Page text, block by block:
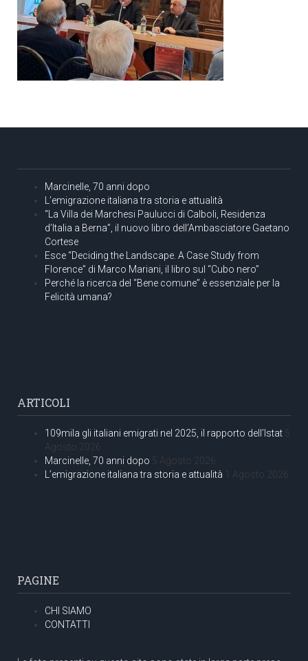
Marcinelle, 70 anni dopo
L’emigrazione italiana tra storia e attualità
“La Villa dei Marchesi Paulucci di Calboli, Residenza
d’Italia a Berna”, il nuovo libro dell’Ambasciatore Gaetano
Cortese
Esce “Deciding the Landscape. A Case Study from
Florence” di Marco Mariani, il libro sul “Cubo nero”
Perché la ricerca del “Bene comune” è essenziale per la
Felicità umana?
ARTICOLI
109mila gli italiani emigrati nel 2025, il rapporto dell’Istat 5
Agosto 2026
Marcinelle, 70 anni dopo 5 Agosto 2026
L’emigrazione italiana tra storia e attualità 1 Agosto 2026
PAGINE
CHI SIAMO
CONTATTI